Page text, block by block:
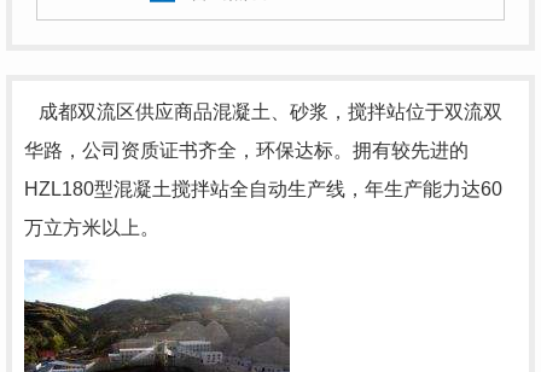
成都双流区供应商品混凝土、砂浆，搅拌站位于双流双
华路，公司资质证书齐全，环保达标。拥有较先进的
HZL180型混凝土搅拌站全自动生产线，年生产能力达60
万立方米以上。